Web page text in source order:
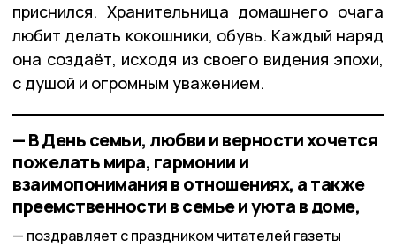
приснился. Хранительница домашнего очага
любит делать кокошники, обувь. Каждый наряд
она создаёт, исходя из своего видения эпохи,
с душой и огромным уважением.
— В День семьи, любви и верности хочется
пожелать мира, гармонии и
взаимопонимания в отношениях, а также
преемственности в семье и уюта в доме,
поздравляет с праздником читателей газеты